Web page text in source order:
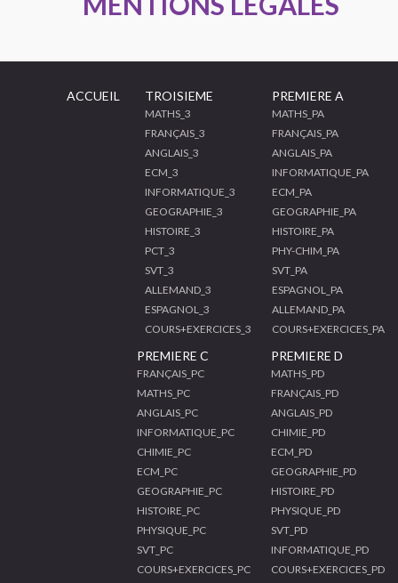
ACCUEIL TROISIEME
MATHS_3
FRANÇAIS_3
ANGLAIS_3
ECM_3
INFORMATIQUE_3
GEOGRAPHIE_3
HISTOIRE_3
PCT_3
SVT_3
ALLEMAND_3
ESPAGNOL_3
COURS+EXERCICES_3
PREMIERE A
MATHS_PA
FRANÇAIS_PA
ANGLAIS_PA
INFORMATIQUE_PA
ECM_PA
GEOGRAPHIE_PA
HISTOIRE_PA
PHY-CHIM_PA
SVT_PA
ESPAGNOL_PA
ALLEMAND_PA
COURS+EXERCICES_PA
PREMIERE C
FRANÇAIS_PC
MATHS_PC
ANGLAIS_PC
INFORMATIQUE_PC
CHIMIE_PC
ECM_PC
GEOGRAPHIE_PC
HISTOIRE_PC
PHYSIQUE_PC
SVT_PC
COURS+EXERCICES_PC
PREMIERE D
MATHS_PD
FRANÇAIS_PD
ANGLAIS_PD
CHIMIE_PD
ECM_PD
GEOGRAPHIE_PD
HISTOIRE_PD
PHYSIQUE_PD
SVT_PD
INFORMATIQUE_PD
COURS+EXERCICES_PD